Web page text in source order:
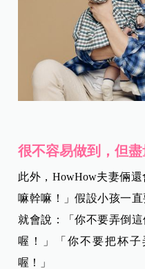
很不容易做到，但盡
此外，HowHow夫妻倆
嘛幹嘛！」假設小孩一
就會說：「你不要弄倒
喔！」「你不要把杯
喔！」